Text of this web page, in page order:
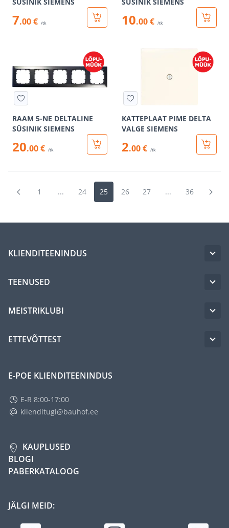
7.00 € /tk 10.00 € /tk
RAAM 5-NE DELTALINE
SÜSINIK SIEMENS
20.00 € /tk
KATTEPLAAT PIME DELTA
VALGE SIEMENS
2.00 € /tk
1 ... 24 25 26 27 ... 36
KLIENDITEENINDUS
TEENUSED
MEISTRIKLUBI
ETTEVÕTTEST
E-POE KLIENDITEENINDUS
E-R 8:00-17:00
klienditugi@bauhof.ee
KAUPLUSED
BLOGI
PABERKATALOOG
JÄLGI MEID: